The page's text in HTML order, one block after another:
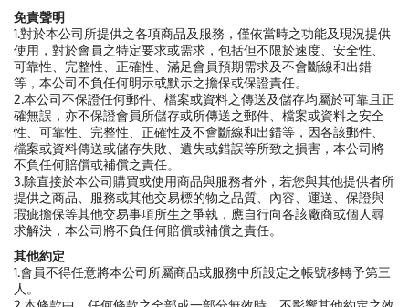
免責聲明
1.對於本公司所提供之各項商品及服務，僅依當時之功能及現況提供
使用，對於會員之特定要求或需求，包括但不限於速度、安全性、
可靠性、完整性、正確性、滿足會員預期需求及不會斷線和出錯
等，本公司不負任何明示或默示之擔保或保證責任。
2.本公司不保證任何郵件、檔案或資料之傳送及儲存均屬於可靠且正
確無誤，亦不保證會員所儲存或所傳送之郵件、檔案或資料之安全
性、可靠性、完整性、正確性及不會斷線和出錯等，因各該郵件、
檔案或資料傳送或儲存失敗、遺失或錯誤等所致之損害，本公司將
不負任何賠償或補償之責任。
3.除直接於本公司購買或使用商品與服務者外，若您與其他提供者所
提供之商品、服務或其他交易標的物之品質、內容、運送、保證與
瑕疵擔保等其他交易事項所生之爭執，應自行向各該廠商或個人尋
求解決，本公司將不負任何賠償或補償之責任。
其他約定
1.會員不得任意將本公司所屬商品或服務中所設定之帳號移轉予第三
人。